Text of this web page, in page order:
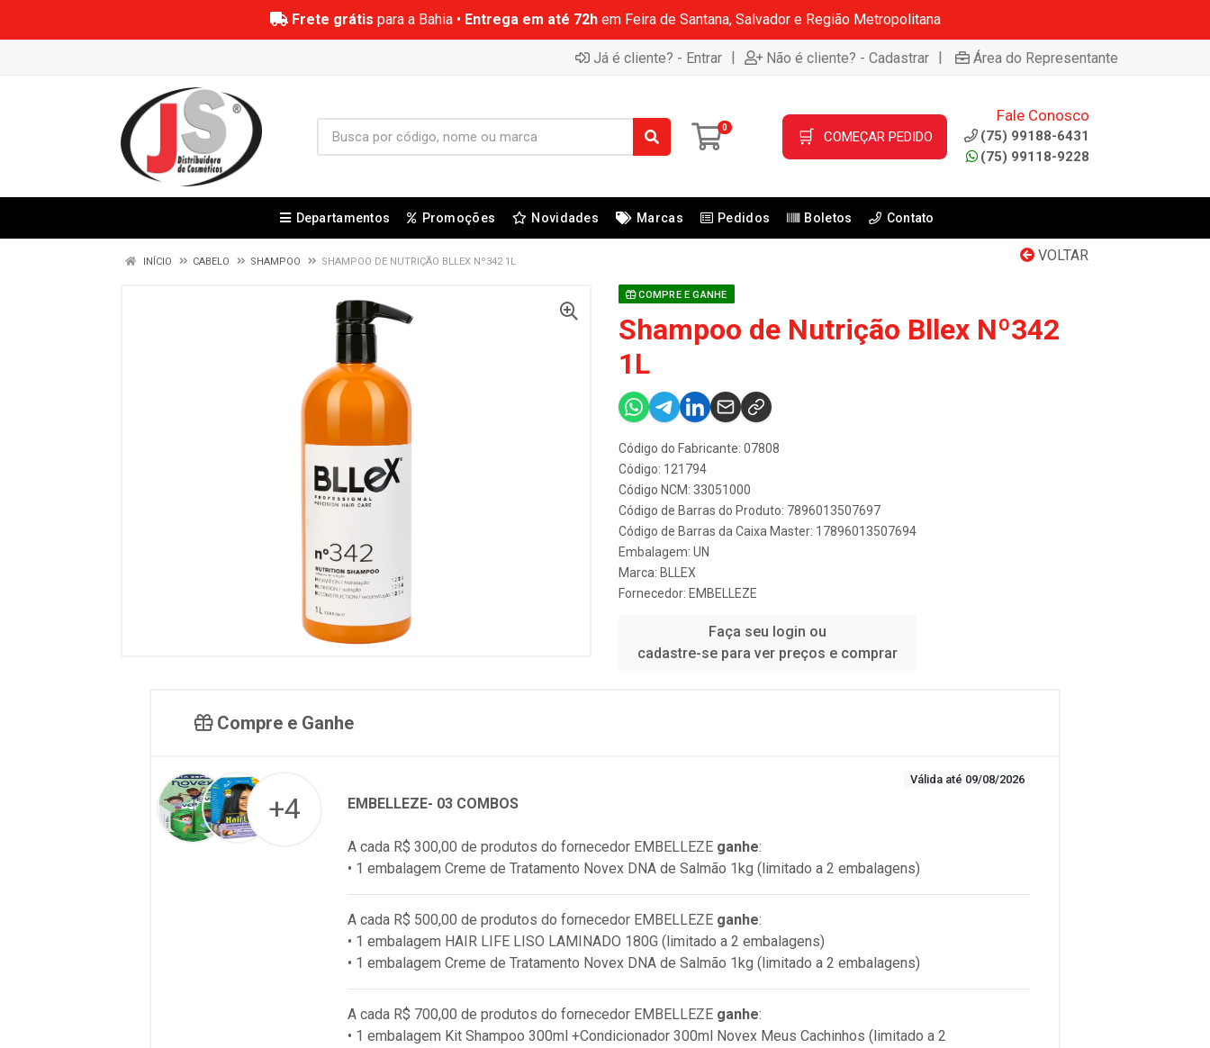
Frete grátis para a Bahia • Entrega em até 72hem Feira de Santana, Salvador e Região Metropolitana
Já é cliente? - Entrar | Não é cliente? - Cadastrar | Área do Representante
0 🛒 COMEÇAR PEDIDO
Fale Conosco
(75) 99188-6431
(75) 99118-9228
Departamentos Promoções Novidades Marcas Pedidos Boletos Contato
VOLTAR
INÍCIO CABELO SHAMPOO SHAMPOO DE NUTRIÇÃO BLLEX Nº342 1L
COMPRE E GANHE
Shampoo de Nutrição Bllex Nº342
1L
Código do Fabricante: 07808
Código: 121794
Código NCM: 33051000
Código de Barras do Produto: 7896013507697
Código de Barras da Caixa Master: 17896013507694
Embalagem: UN
Marca: BLLEX
Fornecedor: EMBELLEZE
Faça seu login ou
cadastre-se para ver preços e comprar
Compre e Ganhe
+4
Válida até 09/08/2026
EMBELLEZE- 03 COMBOS
A cada R$ 300,00 de produtos do fornecedor EMBELLEZE ganhe:
• 1 embalagem Creme de Tratamento Novex DNA de Salmão 1kg (limitado a 2 embalagens)
A cada R$ 500,00 de produtos do fornecedor EMBELLEZE ganhe:
• 1 embalagem HAIR LIFE LISO LAMINADO 180G (limitado a 2 embalagens)
• 1 embalagem Creme de Tratamento Novex DNA de Salmão 1kg (limitado a 2 embalagens)
A cada R$ 700,00 de produtos do fornecedor EMBELLEZE ganhe:
• 1 embalagem Kit Shampoo 300ml +Condicionador 300ml Novex Meus Cachinhos (limitado a 2